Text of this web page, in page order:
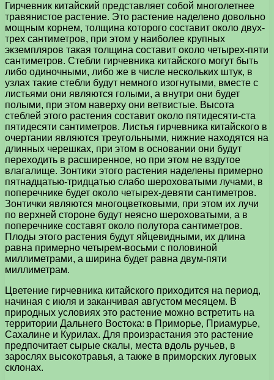
Гирчевник китайский представляет собой многолетнее
травянистое растение. Это растение наделено довольно
мощным корнем, толщина которого составит около двух-
трех сантиметров, при этом у наиболее крупных
экземпляров такая толщина составит около четырех-пяти
сантиметров. Стебли гирчевника китайского могут быть
либо одиночными, либо же в числе нескольких штук, в
узлах такие стебли будут немного изогнутыми, вместе с
листьями они являются голыми, а внутри они будет
полыми, при этом наверху они ветвистые. Высота
стеблей этого растения составит около пятидесяти-ста
пятидесяти сантиметров. Листья гирчевника китайского в
очертании являются треугольными, нижние находятся на
длинных черешках, при этом в основании они будут
переходить в расширенное, но при этом не вздутое
влагалище. Зонтики этого растения наделены примерно
пятнадцатью-тридцатью слабо шероховатыми лучами, в
поперечнике будет около четырех-девяти сантиметров.
Зонтички являются многоцветковыми, при этом их лучи
по верхней стороне будут неясно шероховатыми, а в
поперечнике составят около полутора сантиметров.
Плоды этого растения будут яйцевидными, их длина
равна примерно четырем-восьми с половиной
миллиметрами, а ширина будет равна двум-пяти
миллиметрам.
Цветение гирчевника китайского приходится на период,
начиная с июля и заканчивая августом месяцем. В
природных условиях это растение можно встретить на
территории Дальнего Востока: в Приморье, Приамурье,
Сахалине и Курилах. Для произрастания это растение
предпочитает сырые скалы, места вдоль ручьев, в
зарослях высокотравья, а также в приморских луговых
склонах.